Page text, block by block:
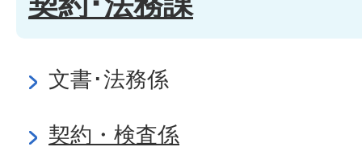
文書･法務係
契約・検査係